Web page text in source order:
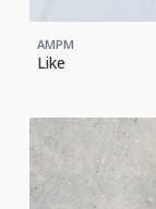
AMPM
Like